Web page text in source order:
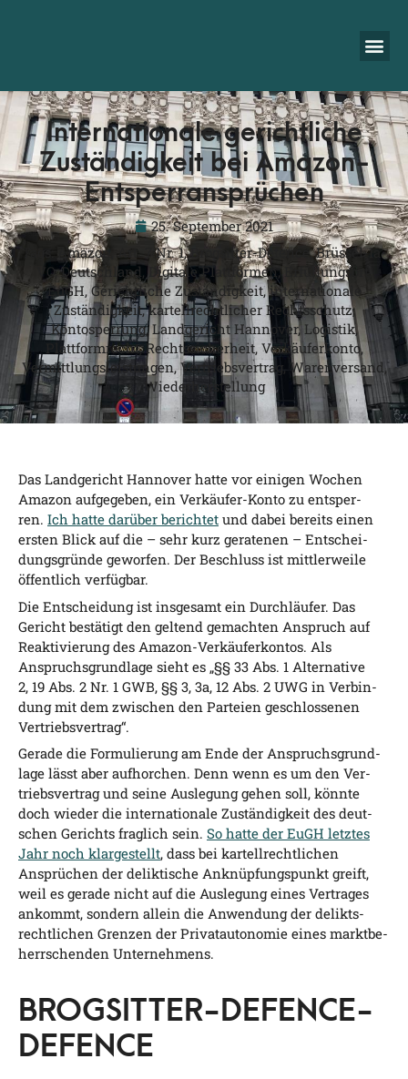
Internationale gerichtliche
Zuständigkeit bei Amazon-
Entsperransprüchen
25. September 2021
Amazon Art. 7 Nr. 1, Brogsitter-Defence ,Brüssel-Ia-
VO,Deutschland, Digitale Plattformen, Erfüllungsort
EuGH,Gerichtliche Zuständigkeit,internationale
Zuständigkeit,kartellrechtlicher Rechtsschutz,
Kontosperrung,Landgericht Hannover, Logistik,
Plattformrecht, Rechtssicherheit, Verkäuferkonto,
Vermittlungsleistungen,Vertriebsvertrag, Warenversand,
Wiederherstellung
Das Land­ge­richt Han­no­ver hat­te vor eini­gen Wochen
Ama­zon auf­ge­ge­ben, ein Ver­käu­fer-Kon­to zu ent­sper­
ren. Ich hat­te dar­über berich­tet und dabei bereits einen
ers­ten Blick auf die – sehr kurz gera­te­nen – Ent­schei­
dungs­grün­de gewor­fen. Der Beschluss ist mitt­ler­wei­le
öffent­lich verfügbar.
Die Ent­schei­dung ist ins­ge­samt ein Durch­läu­fer. Das
Gericht bestä­tigt den gel­tend gemach­ten Anspruch auf
Reak­ti­vie­rung des Ama­zon-Ver­käu­fer­kon­tos. Als
Anspruchs­grund­la­ge sieht es „§§ 33 Abs. 1 Alter­na­ti­ve
2, 19 Abs. 2 Nr. 1 GWB, §§ 3, 3a, 12 Abs. 2 UWG in Ver­bin­
dung mit dem zwi­schen den Par­tei­en geschlos­se­nen
Vertriebsvertrag“.
Gera­de die For­mu­lie­rung am Ende der Anspruchs­grund­
la­ge lässt aber auf­hor­chen. Denn wenn es um den Ver­
triebs­ver­trag und sei­ne Aus­le­gung gehen soll, könn­te
doch wie­der die inter­na­tio­na­le Zustän­dig­keit des deut­
schen Gerichts frag­lich sein. So hat­te der EuGH letz­tes
Jahr noch klar­ge­stellt, dass bei kar­tell­recht­li­chen
Ansprü­chen der delikt­i­sche Anknüp­fungs­punkt greift,
weil es gera­de nicht auf die Aus­le­gung eines Ver­tra­ges
ankommt, son­dern allein die Anwen­dung der delikts­
recht­li­chen Gren­zen der Pri­vat­au­to­no­mie eines markt­be­
herr­schen­den Unternehmens.
BROGSITTER-DEFENCE-
DEFENCE